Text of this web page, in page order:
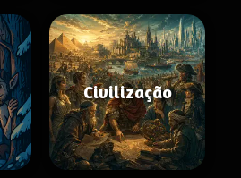
Civilização